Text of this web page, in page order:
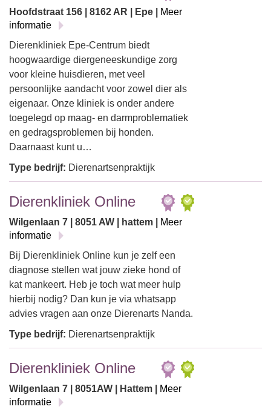
Hoofdstraat 156 | 8162 AR | Epe |
Meer
informatie
Dierenkliniek Epe-Centrum biedt
hoogwaardige diergeneeskundige zorg
voor kleine huisdieren, met veel
persoonlijke aandacht voor zowel dier als
eigenaar. Onze kliniek is onder andere
toegelegd op maag- en darmproblematiek
en gedragsproblemen bij honden.
Daarnaast kunt u…
Type bedrijf: Dierenartsenpraktijk
Dierenkliniek Online
Wilgenlaan 7 | 8051 AW | hattem |
Meer
informatie
Bij Dierenkliniek Online kun je zelf een
diagnose stellen wat jouw zieke hond of
kat mankeert. Heb je toch wat meer hulp
hierbij nodig? Dan kun je via whatsapp
advies vragen aan onze Dierenarts Nanda.
Type bedrijf: Dierenartsenpraktijk
Dierenkliniek Online
Wilgenlaan 7 | 8051AW | Hattem |
Meer
informatie